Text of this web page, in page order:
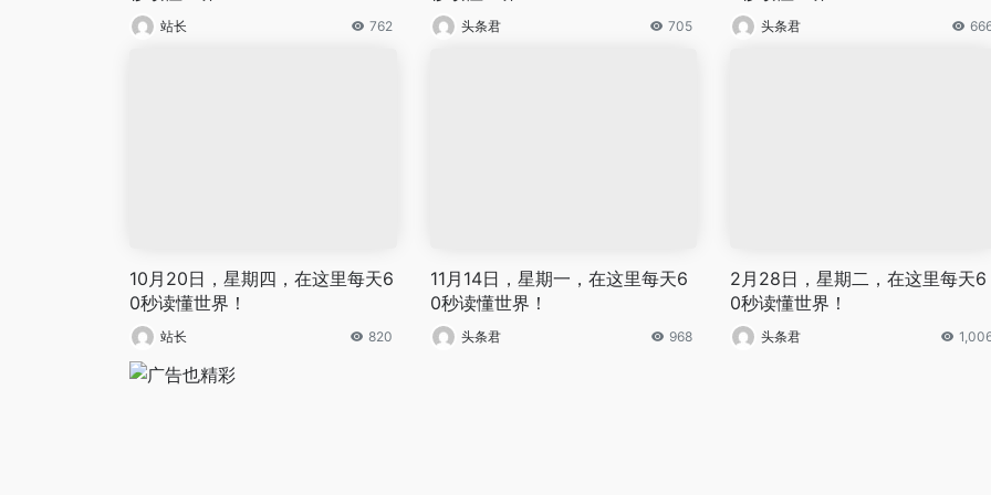
站长 762 头条君 705 头条君
10月20日，星期四，在这里每天6
0秒读懂世界！
站长 820
11月14日，星期一，在这里每天6
0秒读懂世界！
头条君 968
2月28日，星期二，在这里每天6
0秒读懂世界！
头条君